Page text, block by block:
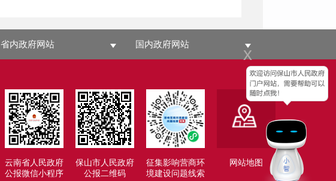
x
省内政府网站 国内政府网站
云南省人民政府
公报微信小程序
保山市人民政府
公报二维码
征集影响营商环
境建设问题线索
网站地图